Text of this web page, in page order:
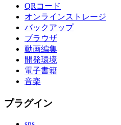
QRコード
オンラインストレージ
バックアップ
ブラウザ
動画編集
開発環境
電子書籍
音楽
プラグイン